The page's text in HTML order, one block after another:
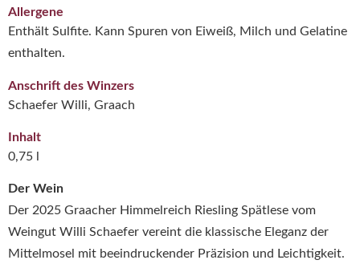
Der Wein
Der 2025 Graacher Himmelreich Riesling Spätlese vom
Weingut Willi Schaefer vereint die klassische Eleganz der
Mittelmosel mit beeindruckender Präzision und Leichtigkeit.
Allergene
Enthält Sulfite. Kann Spuren von Eiweiß, Milch und Gelatine
enthalten.
Anschrift des Winzers
Schaefer Willi, Graach
Inhalt
0,75 l